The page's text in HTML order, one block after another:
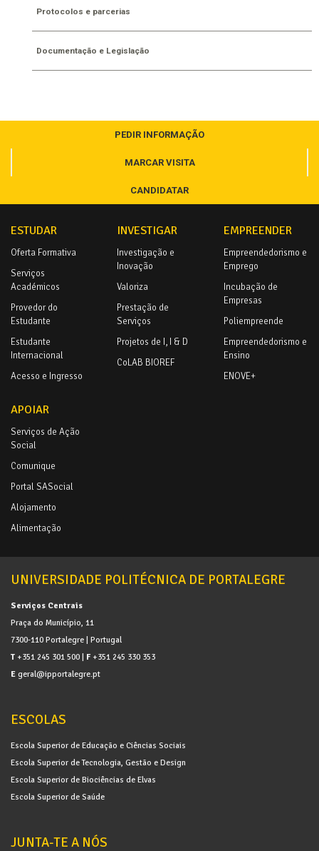
Protocolos e parcerias
Documentação e Legislação
PEDIR INFORMAÇÃO
MARCAR VISITA
CANDIDATAR
ESTUDAR
Oferta Formativa
Serviços
Académicos
Provedor do
Estudante
Estudante
Internacional
Acesso e Ingresso
INVESTIGAR
Investigação e
Inovação
Valoriza
Prestação de
Serviços
Projetos de I, I & D
CoLAB BIOREF
EMPREENDER
Empreendedorismo e
Emprego
Incubação de
Empresas
Poliempreende
Empreendedorismo e
Ensino
ENOVE+
APOIAR
Serviços de Ação
Social
Comunique
Portal SASocial
Alojamento
Alimentação
UNIVERSIDADE POLITÉCNICA DE PORTALEGRE
Serviços Centrais
Praça do Município, 11
7300-110 Portalegre | Portugal
T +351 245 301 500 | F +351 245 330 353
E geral@ipportalegre.pt
ESCOLAS
Escola Superior de Educação e Ciências Sociais
Escola Superior de Tecnologia, Gestão e Design
Escola Superior de Biociências de Elvas
Escola Superior de Saúde
JUNTA-TE A NÓS